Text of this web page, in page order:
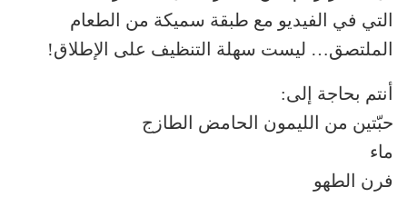
التي في الفيديو مع طبقة سميكة من الطعام
الملتصق… ليست سهلة التنظيف على الإطلاق!
أنتم بحاجة إلى:
حبّتين من الليمون الحامض الطازج
ماء
فرن الطهو